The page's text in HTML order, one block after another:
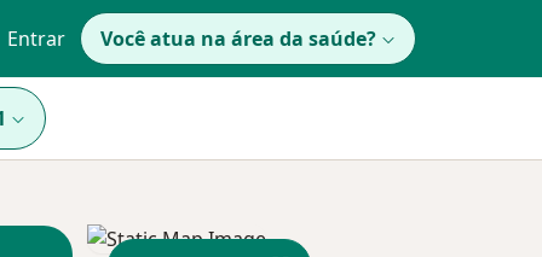
Entrar Você atua na área da saúde?